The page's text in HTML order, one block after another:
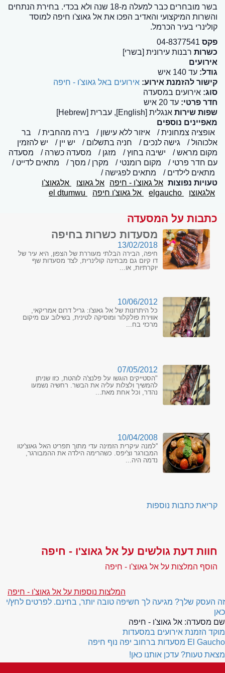
בשר מובחרים כבר למעלה מ-18 שנה ולא בכדי. בחירת הנתחים
והשרות המיקצועי והאדיב הפכו את אל גאוצ'ו חיפה למוסד
קולינרי בעיר הכרמל.
פקס 04-8377541
כשרות רבנות עירונית [בשרי]
אירועים
גודל: עד 140 איש
קישור להזמנת אירוע: אירועים באל גאוצ'ו - חיפה
סוג: אירועים במסעדה
חדר פרטי: עד 20 איש
שפות שירות אנגלית [English], עברית [Hebrew]
מאפיינים נוספים
אופציה צמחונית
איזור ללא עישון בירה מהחבית
בר
אלכוהול
גישה לנכים חניה בתשלום יש יין
יש להזמין
מקום מראש
ישיבה בחוץ מזגן מסעדה כשרה
מסעדה
עם חדר פרטי
מקום רומנטי מקרן / מסך
מתאים לדייט
מתאים לילדים
מתאים לפגישה
טעויות נפוצות אל גאוצ'ו - חיפה אל גאוצו
אלגאוצ'ו
אלגאוצו
אל גאוצ'ו חיפה
כתבות על המסעדה
מסעדות כשרות בחיפה
13/02/2018
חיפה, הבירה הבלתי מעוררת של הצפון, היא עיר של
דו קיום גם מבחינה קולינרית, לצד מסעדות שף
יוקרתיות, או...
10/06/2012
כל היתרונות של אל גאוצ'ו: גריל דרום אמריקאי,
אווירת פולקלור ומוסיקה לטינית, בשילוב עם מיקום
מרכזי בח...
07/05/2012
"הסטייקים הוגשו על פלנצ'ה לוהטת, כזו שניתן
להמשיך ולצלות עליה את הבשר. רחשיה נשמעו
נהדר, וכל אחת מאת...
10/04/2008
''למנה עיקרית הזמינה עדי מתוך תפריט האל גאוצ'יטו
המבורגר וצ'יפס. כשהרימה הילדה את ההמבורגר,
נדמה היה...
קריאת כתבות נוספות
חוות דעת גולשים על אל גאוצ'ו - חיפה
הוסף המלצות על אל גאוצ'ו - חיפה
המלצות נוספות על אל גאוצ'ו - חיפה
זה העסק שלך? מגיעה לך חשיפה טובה יותר, בחינם. לפרטים לחץ/י
כאן
שם מסעדה: אל גאוצ'ו - חיפה
מוקד הזמנת אירועים במסעדות
El Gaucho מסעדות ברחוב יפה נוף חיפה
מצאת טעות? עדכן אותנו כאן!